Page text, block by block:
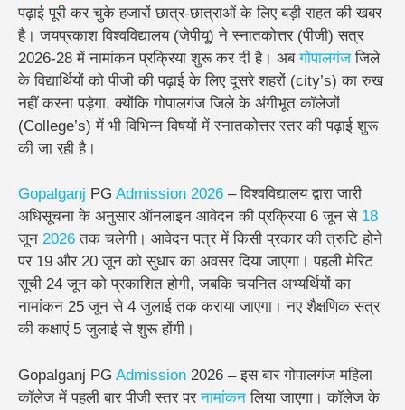
पढ़ाई पूरी कर चुके हजारों छात्र-छात्राओं के लिए बड़ी राहत की खबर
है। जयप्रकाश विश्वविद्यालय (जेपीयू) ने स्नातकोत्तर (पीजी) सत्र
2026-28 में नामांकन प्रक्रिया शुरू कर दी है। अबगोपालगंजजिले
के विद्यार्थियों को पीजी की पढ़ाई के लिए दूसरे शहरों (city’s) का रुख
नहीं करना पड़ेगा, क्योंकि गोपालगंज जिले के अंगीभूत कॉलेजों
(College’s) में भी विभिन्न विषयों में स्नातकोत्तर स्तर की पढ़ाई शुरू
की जा रही है।
Gopalganj PG Admission 2026 – विश्वविद्यालय द्वारा जारी
अधिसूचना के अनुसार ऑनलाइन आवेदन की प्रक्रिया 6 जून से 18
जून 2026 तक चलेगी। आवेदन पत्र में किसी प्रकार की त्रुटि होने
पर 19 और 20 जून को सुधार का अवसर दिया जाएगा। पहली मेरिट
सूची 24 जून को प्रकाशित होगी, जबकि चयनित अभ्यर्थियों का
नामांकन 25 जून से 4 जुलाई तक कराया जाएगा। नए शैक्षणिक सत्र
की कक्षाएं 5 जुलाई से शुरू होंगी।
Gopalganj PG Admission 2026 – इस बार गोपालगंज महिला
कॉलेज में पहली बार पीजी स्तर परनामांकन लिया जाएगा। कॉलेज के